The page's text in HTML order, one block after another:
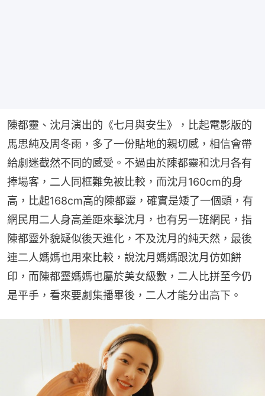
陳都靈、沈月演出的《七月與安生》，比起電影版的
馬思純及周冬雨，多了一份貼地的親切感，相信會帶
給劇迷截然不同的感受。不過由於陳都靈和沈月各有
捧場客，二人同框難免被比較，而沈月160cm的身
高，比起168cm高的陳都靈，確實是矮了一個頭，有
網民用二人身高差距來擊沈月，也有另一班網民，指
陳都靈外貌疑似後天進化，不及沈月的純天然，最後
連二人媽媽也用來比較，說沈月媽媽跟沈月仿如餅
印，而陳都靈媽媽也屬於美女級數，二人比拼至今仍
是平手，看來要劇集播畢後，二人才能分出高下。